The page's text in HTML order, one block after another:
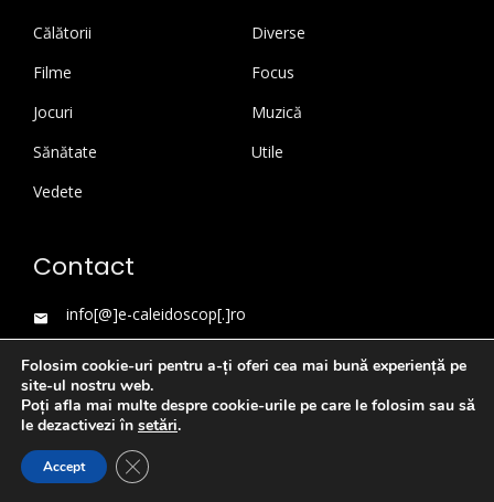
Călătorii
Diverse
Filme
Focus
Jocuri
Muzică
Sănătate
Utile
Vedete
Contact
info[@]e-caleidoscop[.]ro
WordPress Theme
Folosim cookie-uri pentru a-ți oferi cea mai bună experiență pe
site-ul nostru web.
Poți afla mai multe despre cookie-urile pe care le folosim sau să
le dezactivezi în setări.
Accept Close GDPR Cookie Banner